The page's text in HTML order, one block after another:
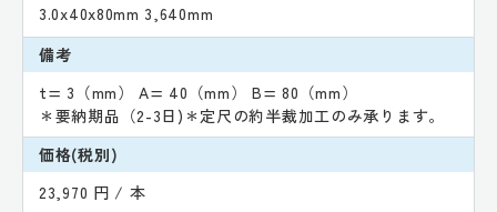
3.0x40x80mm 3,640mm
備考
t= 3（mm） A= 40（mm） B= 80（mm）
＊要納期品（2-3日)＊定尺の約半裁加工のみ承ります。
価格(税別)
23,970 円 / 本